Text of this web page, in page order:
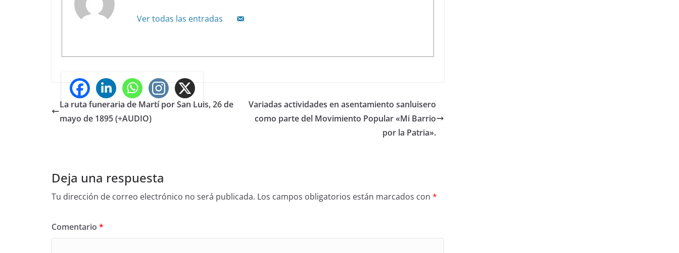
Ver todas las entradas
La ruta funeraria de Martí por San Luis, 26 de
mayo de 1895 (+AUDIO)
Variadas actividades en asentamiento sanluisero
como parte del Movimiento Popular «Mi Barrio
por la Patria».
Deja una respuesta
Tu dirección de correo electrónico no será publicada. Los campos obligatorios están marcados con *
Comentario *